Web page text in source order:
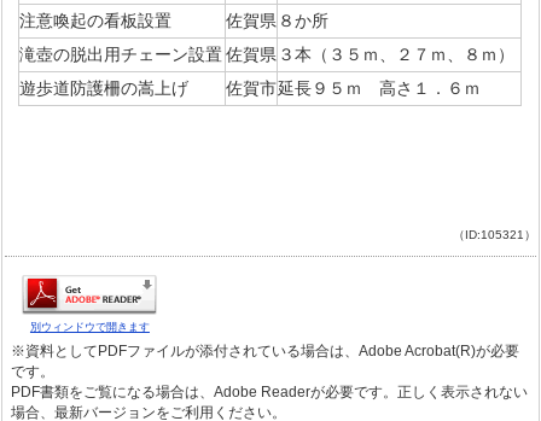
注意喚起の看板設置
佐賀県 ８か所
滝壺の脱出用チェーン設置 佐賀県 ３本（３５ｍ、２７ｍ、８ｍ）
遊歩道防護柵の嵩上げ
佐賀市延長９５ｍ 高さ１．６ｍ
（ID:105321）
別ウィンドウで開きます
※資料としてPDFファイルが添付されている場合は、Adobe Acrobat(R)が必要
です。
PDF書類をご覧になる場合は、Adobe Readerが必要です。正しく表示されない
場合、最新バージョンをご利用ください。